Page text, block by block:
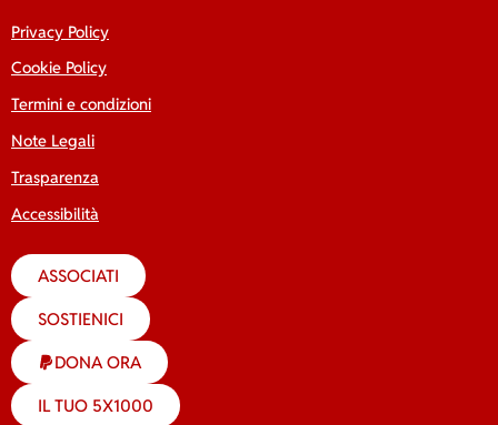
Privacy Policy
Cookie Policy
Termini e condizioni
Note Legali
Trasparenza
Accessibilità
ASSOCIATI
SOSTIENICI
DONA ORA
IL TUO 5X1000